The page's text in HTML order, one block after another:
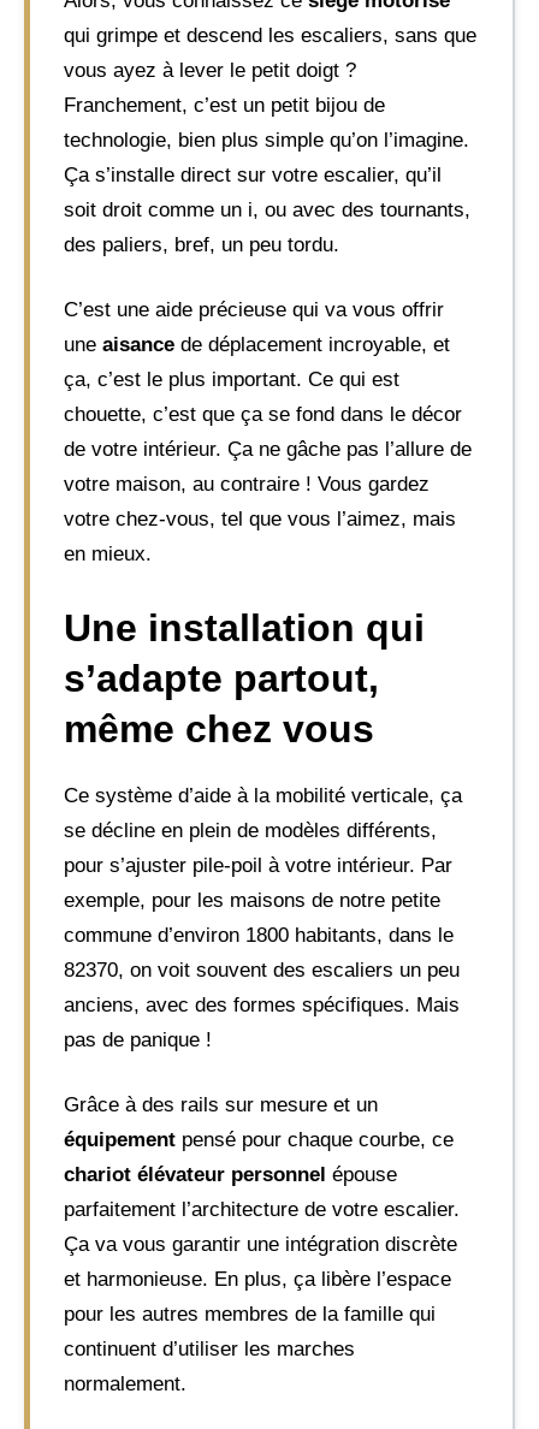
qui grimpe et descend les escaliers, sans que
vous ayez à lever le petit doigt ?
Franchement, c’est un petit bijou de
technologie, bien plus simple qu’on l’imagine.
Ça s’installe direct sur votre escalier, qu’il
soit droit comme un i, ou avec des tournants,
des paliers, bref, un peu tordu.
C’est une aide précieuse qui va vous offrir
une aisance de déplacement incroyable, et
ça, c’est le plus important. Ce qui est
chouette, c’est que ça se fond dans le décor
de votre intérieur. Ça ne gâche pas l’allure de
votre maison, au contraire ! Vous gardez
votre chez-vous, tel que vous l’aimez, mais
en mieux.
Une installation qui
s’adapte partout,
même chez vous
Ce système d’aide à la mobilité verticale, ça
se décline en plein de modèles différents,
pour s’ajuster pile-poil à votre intérieur. Par
exemple, pour les maisons de notre petite
commune d’environ 1800 habitants, dans le
82370, on voit souvent des escaliers un peu
anciens, avec des formes spécifiques. Mais
pas de panique !
Grâce à des rails sur mesure et un
équipement pensé pour chaque courbe, ce
chariot élévateur personnel épouse
parfaitement l’architecture de votre escalier.
Ça va vous garantir une intégration discrète
et harmonieuse. En plus, ça libère l’espace
pour les autres membres de la famille qui
continuent d’utiliser les marches
normalement.